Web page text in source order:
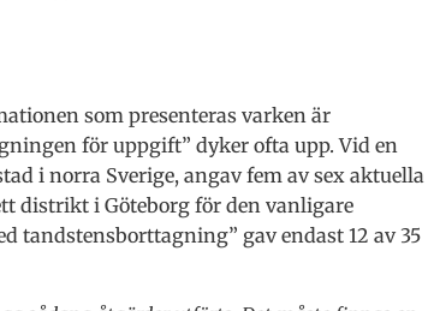
som presenteras varken är
för uppgift” dyker ofta upp. Vid en
i norra Sverige, angav fem av sex aktuella
distrikt i Göteborg för den vanligare
tandstensborttagning” gav endast 12 av 35